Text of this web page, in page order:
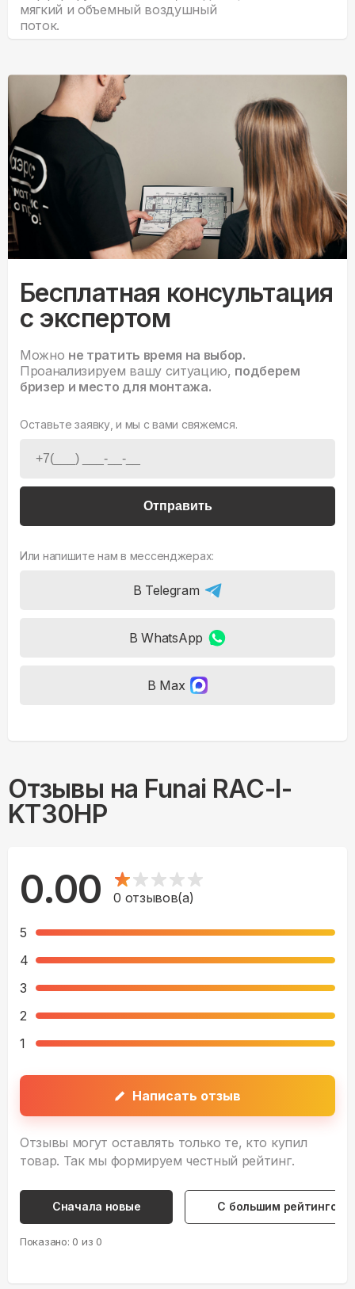
мягкий и объемный воздушный
поток.
Бесплатная консультация
с экспертом
Можно не тратить время на выбор.
Проанализируем вашу ситуацию, подберем
бризер и место для монтажа.
Оставьте заявку, и мы с вами свяжемся.
Отправить
Или напишите нам в мессенджерах:
В Telegram
В WhatsApp
В Max
Отзывы на Funai RAC-I-
KT30HP
0.00 0 отзывов(а)
5
4
3
2
1
Написать отзыв
Отзывы могут оставлять только те, кто купил
товар. Так мы формируем честный рейтинг.
Сначала новые С большим рейтингом
Показано: 0 из 0